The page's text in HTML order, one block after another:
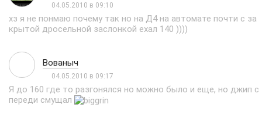
04.05.2010 в 09:10
хз я не понмаю почему так но на Д4 на автомате почти с за
крытой дросельной заслонкой ехал 140 ))))
Вованыч
04.05.2010 в 09:17
Я до 160 где то разгонялся но можно было и еще, но джип с
переди смущал